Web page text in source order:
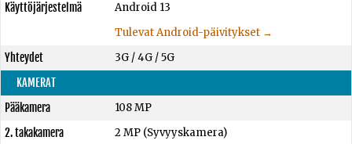
Käyttöjärjestelmä
Android 13
Tulevat Android-päivitykset →
Yhteydet
3G / 4G / 5G
KAMERAT
Pääkamera
108 MP
2. takakamera
2 MP (Syvyyskamera)